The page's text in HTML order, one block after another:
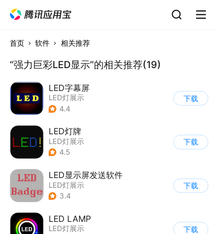
首页 软件 相关推荐
“强力巨彩LED显示”的相关推荐(19)
LED字幕屏
LED灯展示
4.4
下载
LED灯牌
LED灯展示
4.5
下载
LED显示屏发送软件
LED灯展示
3.4
下载
LED LAMP
LED灯展示
下载